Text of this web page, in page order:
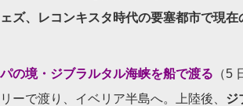
ズ、レコンキスタ時代の要塞都市で現在
の境・ジブラルタル海峡を船で渡る （5
ーで渡り、イベリア半島へ。上陸後、 ジ